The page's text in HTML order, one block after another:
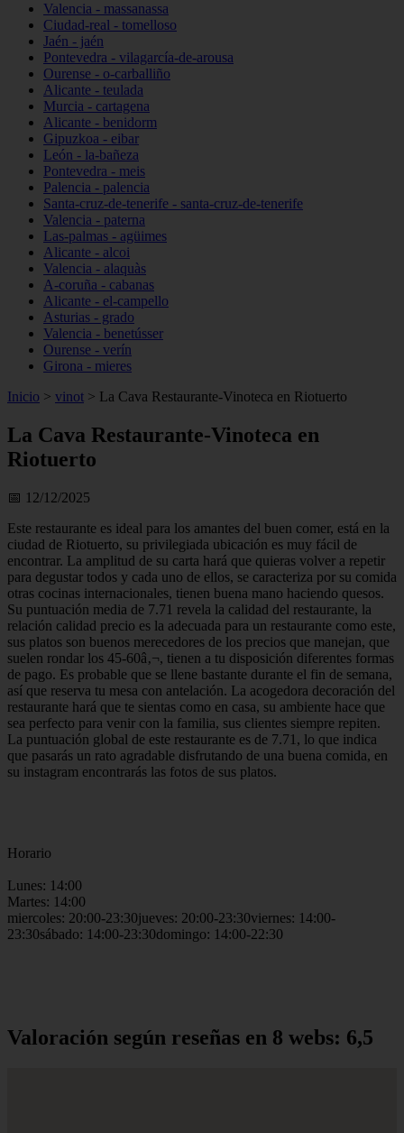
Valencia - massanassa
Ciudad-real - tomelloso
Jaén - jaén
Pontevedra - vilagarcía-de-arousa
Ourense - o-carballiño
Alicante - teulada
Murcia - cartagena
Alicante - benidorm
Gipuzkoa - eibar
León - la-bañeza
Pontevedra - meis
Palencia - palencia
Santa-cruz-de-tenerife - santa-cruz-de-tenerife
Valencia - paterna
Las-palmas - agüimes
Alicante - alcoi
Valencia - alaquàs
A-coruña - cabanas
Alicante - el-campello
Asturias - grado
Valencia - benetússer
Ourense - verín
Girona - mieres
Inicio > vinot > La Cava Restaurante-Vinoteca en Riotuerto
La Cava Restaurante-Vinoteca en
Riotuerto
📅 12/12/2025
Este restaurante es ideal para los amantes del buen comer, está en la
ciudad de Riotuerto, su privilegiada ubicación es muy fácil de
encontrar. La amplitud de su carta hará que quieras volver a repetir
para degustar todos y cada uno de ellos, se caracteriza por su comida
otras cocinas internacionales, tienen buena mano haciendo quesos.
Su puntuación media de 7.71 revela la calidad del restaurante, la
relación calidad precio es la adecuada para un restaurante como este,
sus platos son buenos merecedores de los precios que manejan, que
suelen rondar los 45-60â‚¬, tienen a tu disposición diferentes formas
de pago. Es probable que se llene bastante durante el fin de semana,
así que reserva tu mesa con antelación. La acogedora decoración del
restaurante hará que te sientas como en casa, su ambiente hace que
sea perfecto para venir con la familia, sus clientes siempre repiten.
La puntuación global de este restaurante es de 7.71, lo que indica
que pasarás un rato agradable disfrutando de una buena comida, en
su instagram encontrarás las fotos de sus platos.
Horario
Lunes: 14:00
Martes: 14:00
miercoles: 20:00-23:30jueves: 20:00-23:30viernes: 14:00-
23:30sábado: 14:00-23:30domingo: 14:00-22:30
Valoración según reseñas en 8 webs: 6,5